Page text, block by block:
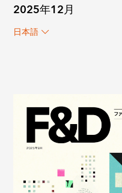
2025年12月
日本語